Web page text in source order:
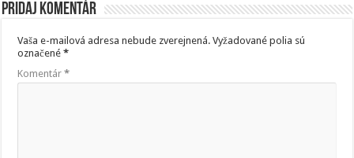
Pridaj komentár
Vaša e-mailová adresa nebude zverejnená. Vyžadované polia sú
označené*
Komentár*